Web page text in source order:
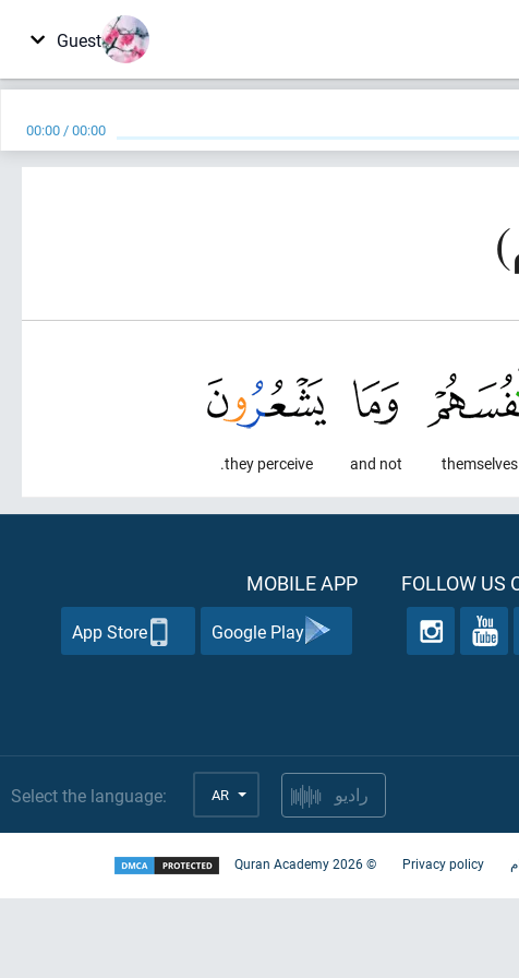
Guest
00:00 /00:00
themselves
and not
they perceive.
FOLLOW US
MOBILE APP
Google Play
App Store
Select the language: AR راديو
Privacy policy
©
2026